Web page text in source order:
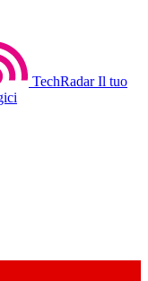
TechRadar Il tuo